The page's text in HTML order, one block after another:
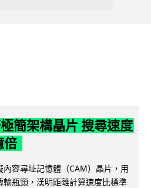
簡架構晶片 搜尋速度
倍
容尋址記憶體（CAM）晶片，用
瓶頸，漢明距離計算速度比標準